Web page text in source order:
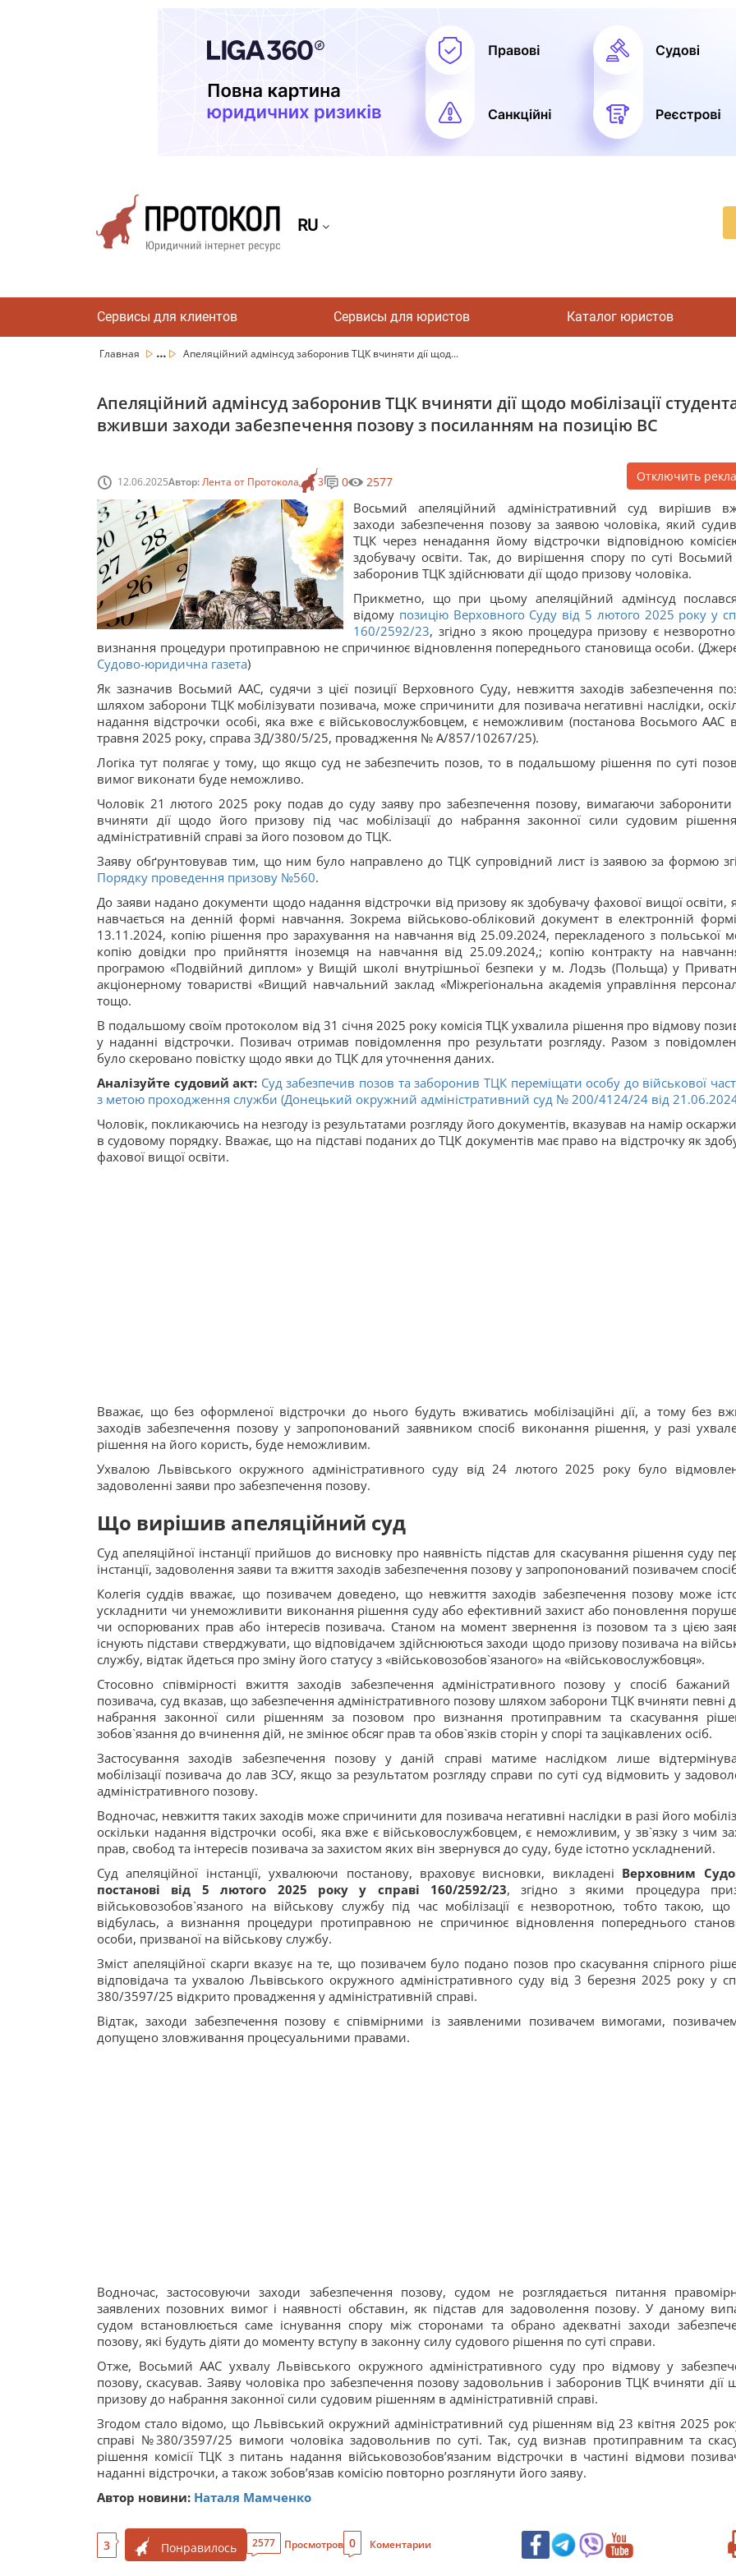
RU
Сервисы для клиентов Сервисы для юристов Каталог юристов
Главная ... Апеляційний адмінсуд заборонив ТЦК вчиняти дії щод...
Апеляційний адмінсуд заборонив ТЦК вчиняти дії щодо мобілізації
вживши заходи забезпечення позову з посиланням на позицію ВС
12.06.2025Автор:Лента от Протокола 3 0 2577 Отключить
Восьмий апеляційний адміністративний суд вирішив
заходи забезпечення позову за заявою чоловіка, який
ТЦК через ненадання йому відстрочки відповідною
здобувачу освіти. Так, до вирішення спору по суті
заборонив ТЦК здійснювати дії щодо призову чоловіка.
Прикметно, що при цьому апеляційний адмінсуд
відому позицію Верховного Суду від 5 лютого 2025 року у
160/2592/23, згідно з якою процедура призову є
визнання процедури протиправною не спричинює відновлення попереднього становища особи.
Судово-юридична газета)
Як зазначив Восьмий ААС, судячи з цієї позиції Верховного Суду, невжиття заходів забезпечення
шляхом заборони ТЦК мобілізувати позивача, може спричинити для позивача негативні наслідки,
надання відстрочки особі, яка вже є військовослужбовцем, є неможливим (постанова Восьмого ААС
травня 2025 року, справа ЗД/380/5/25, провадження № А/857/10267/25).
Логіка тут полягає у тому, що якщо суд не забезпечить позов, то в подальшому рішення по суті
вимог виконати буде неможливо.
Чоловік 21 лютого 2025 року подав до суду заяву про забезпечення позову, вимагаючи
вчиняти дії щодо його призову під час мобілізації до набрання законної сили судовим
адміністративній справі за його позовом до ТЦК.
Заяву обґрунтовував тим, що ним було направлено до ТЦК супровідний лист із заявою за формою
Порядку проведення призову №560.
До заяви надано документи щодо надання відстрочки від призову як здобувачу фахової вищої освіти,
навчається на денній формі навчання. Зокрема військово-обліковий документ в електронній
13.11.2024, копію рішення про зарахування на навчання від 25.09.2024, перекладеного з польської
копію довідки про прийняття іноземця на навчання від 25.09.2024,; копію контракту на
програмою «Подвійний диплом» у Вищій школі внутрішньої безпеки у м. Лодзь (Польща) у
акціонерному товаристві «Вищий навчальний заклад «Міжрегіональна академія управління
тощо.
В подальшому своїм протоколом від 31 січня 2025 року комісія ТЦК ухвалила рішення про відмову
у наданні відстрочки. Позивач отримав повідомлення про результати розгляду. Разом з
було скеровано повістку щодо явки до ТЦК для уточнення даних.
Аналізуйте судовий акт: Суд забезпечив позов та заборонив ТЦК переміщати особу до військової
з метою проходження служби (Донецький окружний адміністративний суд № 200/4124/24 від
Чоловік, покликаючись на незгоду із результатами розгляду його документів, вказував на намір
в судовому порядку. Вважає, що на підставі поданих до ТЦК документів має право на відстрочку як
фахової вищої освіти.
Вважає, що без оформленої відстрочки до нього будуть вживатись мобілізаційні дії, а тому без
заходів забезпечення позову у запропонований заявником спосіб виконання рішення, у разі
рішення на його користь, буде неможливим.
Ухвалою Львівського окружного адміністративного суду від 24 лютого 2025 року було
задоволенні заяви про забезпечення позову.
Що вирішив апеляційний суд
Суд апеляційної інстанції прийшов до висновку про наявність підстав для скасування рішення суду
інстанції, задоволення заяви та вжиття заходів забезпечення позову у запропонований позивачем
Колегія суддів вважає, що позивачем доведено, що невжиття заходів забезпечення позову може
ускладнити чи унеможливити виконання рішення суду або ефективний захист або поновлення
чи оспорюваних прав або інтересів позивача. Станом на момент звернення із позовом та з цією
існують підстави стверджувати, що відповідачем здійснюються заходи щодо призову позивача на
службу, відтак йдеться про зміну його статусу з «військовозобов`язаного» на «військовослужбовця».
Стосовно співмірності вжиття заходів забезпечення адміністративного позову у спосіб
позивача, суд вказав, що забезпечення адміністративного позову шляхом заборони ТЦК вчиняти певні
набрання законної сили рішенням за позовом про визнання протиправним та скасування
зобов`язання до вчинення дій, не змінює обсяг прав та обов`язків сторін у спорі та зацікавлених осіб.
Застосування заходів забезпечення позову у даній справі матиме наслідком лише
мобілізації позивача до лав ЗСУ, якщо за результатом розгляду справи по суті суд відмовить у
адміністративного позову.
Водночас, невжиття таких заходів може спричинити для позивача негативні наслідки в разі його
оскільки надання відстрочки особі, яка вже є військовослужбовцем, є неможливим, у зв`язку з чим
прав, свобод та інтересів позивача за захистом яких він звернувся до суду, буде істотно ускладнений.
Суд апеляційної інстанції, ухвалюючи постанову, враховує висновки, викладені Верховним
постанові від 5 лютого 2025 року у справі 160/2592/23, згідно з якими процедура
військовозобов`язаного на військову службу під час мобілізації є незворотною, тобто такою,
відбулась, а визнання процедури протиправною не спричинює відновлення попереднього
особи, призваної на військову службу.
Зміст апеляційної скарги вказує на те, що позивачем було подано позов про скасування спірного
відповідача та ухвалою Львівського окружного адміністративного суду від 3 березня 2025 року у
380/3597/25 відкрито провадження у адміністративній справі.
Відтак, заходи забезпечення позову є співмірними із заявленими позивачем вимогами,
допущено зловживання процесуальними правами.
Водночас, застосовуючи заходи забезпечення позову, судом не розглядається питання
заявлених позовних вимог і наявності обставин, як підстав для задоволення позову. У даному
судом встановлюється саме існування спору між сторонами та обрано адекватні заходи
позову, які будуть діяти до моменту вступу в законну силу судового рішення по суті справи.
Отже, Восьмий ААС ухвалу Львівського окружного адміністративного суду про відмову у
позову, скасував. Заяву чоловіка про забезпечення позову задовольнив і заборонив ТЦК вчиняти дії
призову до набрання законної сили судовим рішенням в адміністративній справі.
Згодом стало відомо, що Львівський окружний адміністративний суд рішенням від 23 квітня 2025
справі №380/3597/25 вимоги чоловіка задовольнив по суті. Так, суд визнав протиправним та
рішення комісії ТЦК з питань надання військовозобов’язаним відстрочки в частині відмови
наданні відстрочки, а також зобов’язав комісію повторно розглянути його заяву.
Автор новини: Наталя Мамченко
3 Понравилось 2577 Просмотров 0 Коментарии